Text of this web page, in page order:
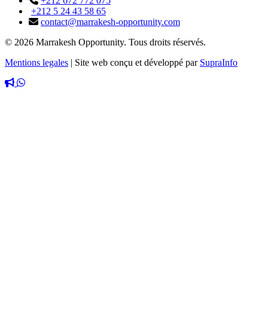
+212 5 24 43 58 65
contact@marrakesh-opportunity.com
© 2026 Marrakesh Opportunity. Tous droits réservés.
Mentions legales | Site web conçu et développé par SupraInfo